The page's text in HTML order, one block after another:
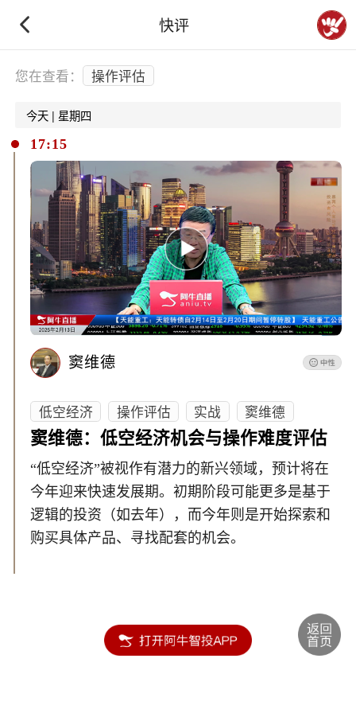
快评
下拉刷新
您在查看： 操作评估
今天 | 星期四
17:15
窦维德
低空经济 操作评估 实战
窦维德
窦维德：低空经济机会与操作难度评估
“低空经济”被视作有潜力的新兴领域，预计将在
今年迎来快速发展期。初期阶段可能更多是基于
逻辑的投资（如去年），而今年则是开始探索和
购买具体产品、寻找配套的机会。